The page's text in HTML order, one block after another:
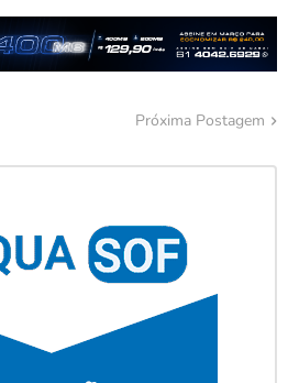
Próxima Postagem